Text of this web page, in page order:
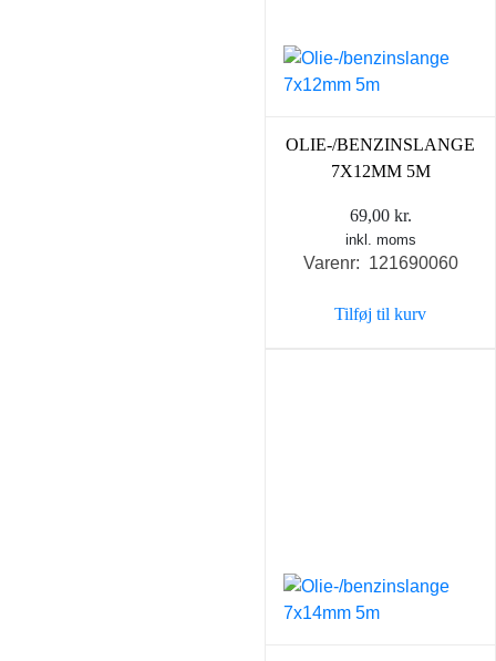
OLIE-/BENZINSLANGE
7X12MM 5M
69,00 kr.
inkl. moms
Varenr: 121690060
Tilføj til kurv